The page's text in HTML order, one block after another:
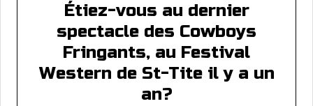
Étiez-vous au dernier
spectacle des Cowboys
Fringants, au Festival
Western de St-Tite il y a un
an?